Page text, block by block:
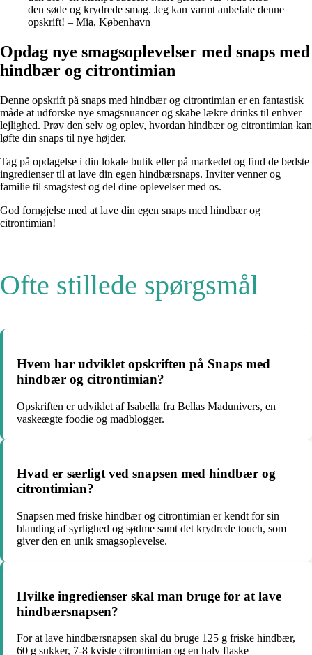
den søde og krydrede smag. Jeg kan varmt anbefale denne
opskrift! – Mia, København
Opdag nye smagsoplevelser med snaps med
hindbær og citrontimian
Denne opskrift på snaps med hindbær og citrontimian er en fantastisk
måde at udforske nye smagsnuancer og skabe lækre drinks til enhver
lejlighed. Prøv den selv og oplev, hvordan hindbær og citrontimian kan
løfte din snaps til nye højder.
Tag på opdagelse i din lokale butik eller på markedet og find de bedste
ingredienser til at lave din egen hindbærsnaps. Inviter venner og
familie til smagstest og del dine oplevelser med os.
God fornøjelse med at lave din egen snaps med hindbær og
citrontimian!
Ofte stillede spørgsmål
Hvem har udviklet opskriften på Snaps med
hindbær og citrontimian?
Opskriften er udviklet af Isabella fra Bellas Madunivers, en
vaskeægte foodie og madblogger.
Hvad er særligt ved snapsen med hindbær og
citrontimian?
Snapsen med friske hindbær og citrontimian er kendt for sin
blanding af syrlighed og sødme samt det krydrede touch, som
giver den en unik smagsoplevelse.
Hvilke ingredienser skal man bruge for at lave
hindbærsnapsen?
For at lave hindbærsnapsen skal du bruge 125 g friske hindbær,
60 g sukker, 7-8 kviste citrontimian og en halv flaske